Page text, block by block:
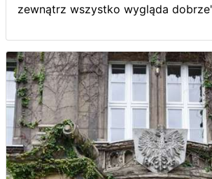
zewnątrz wszystko wygląda